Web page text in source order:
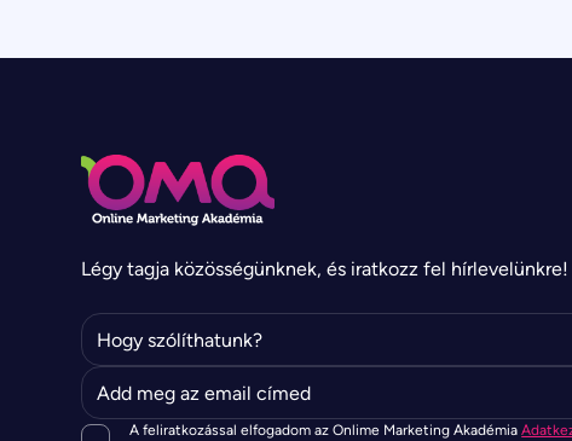
Légy tagja közösségünknek, és iratkozz fel hírlevelünkre!
A feliratkozással elfogadom az Onlime Marketing Akadémia